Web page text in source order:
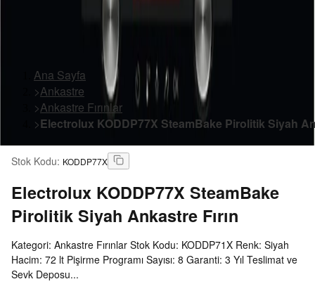
Ana Sayfa
>Ankastre
>Ankastre Fırınlar
>Electrolux KODDP77X SteamBake Pirolitik Siyah
Stok Kodu: KODDP77X
Electrolux KODDP77X SteamBake
Pirolitik Siyah Ankastre Fırın
Kategori: Ankastre Fırınlar Stok Kodu: KODDP71X Renk: Siyah
Hacim: 72 lt Pişirme Programı Sayısı: 8 Garanti: 3 Yıl Teslimat ve
Sevk Deposu...